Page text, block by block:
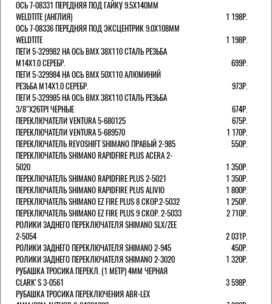
ОСЬ 7-08331 ПЕРЕДНЯЯ ПОД ГАЙКУ 9.5Х140ММ
WELDTITE (АНГЛИЯ)
1 198Р.
ОСЬ 7-08336 ПЕРЕДНЯЯ ПОД ЭКСЦЕНТРИК 9.0Х108ММ
WELDTITE
1 198Р.
ПЕГИ 5-329982 НА ОСЬ BMX 38Х110 СТАЛЬ РЕЗЬБА
М14Х1.0 СЕРЕБР.
699Р.
ПЕГИ 5-329984 НА ОСЬ BMX 50Х110 АЛЮМИНИЙ
РЕЗЬБА М14Х1.0 СЕРЕБР.
973Р.
ПЕГИ 5-329985 НА ОСЬ BMX 38Х110 СТАЛЬ РЕЗЬБА
3/8"Х26TPI ЧЕРНЫЕ
674Р.
ПЕРЕКЛЮЧАТЕЛИ VENTURA 5-680125
675Р.
ПЕРЕКЛЮЧАТЕЛИ VENTURA 5-689570
1 170Р.
ПЕРЕКЛЮЧАТЕЛЬ REVOSHIFT SHIMANO ПРАВЫЙ 2-985
550Р.
ПЕРЕКЛЮЧАТЕЛЬ SHIMANO RAPIDFIRE PLUS ACERA 2-
5020
1 350Р.
ПЕРЕКЛЮЧАТЕЛЬ SHIMANO RAPIDFIRE PLUS 2-5021
1 350Р.
ПЕРЕКЛЮЧАТЕЛЬ SHIMANO RAPIDFIRE PLUS ALIVIO
1 800Р.
ПЕРЕКЛЮЧАТЕЛЬ SHIMANO EZ FIRE PLUS 8 СКОР.2-5032
1 250Р.
ПЕРЕКЛЮЧАТЕЛЬ SHIMANO EZ FIRE PLUS 9 СКОР. 2-5033
2 710Р.
РОЛИКИ ЗАДНЕГО ПЕРЕКЛЮЧАТЕЛЯ SHIMANO SLX/ZEE
2-5054
2 031Р.
РОЛИКИ ЗАДНЕГО ПЕРЕКЛЮЧАТЕЛЯ SHIMANO 2-945
450Р.
РОЛИКИ ЗАДНЕГО ПЕРЕКЛЮЧАТЕЛЯ SHIMANO 2-3020
1 320Р.
РУБАШКА ТРОСИКА ПЕРЕКЛ. (1 МЕТР) 4ММ ЧЕРНАЯ
СLARK'S 3-0561
3 598Р.
РУБАШКА ТРОСИКА ПЕРЕКЛЮЧЕНИЯ ABR-LEX